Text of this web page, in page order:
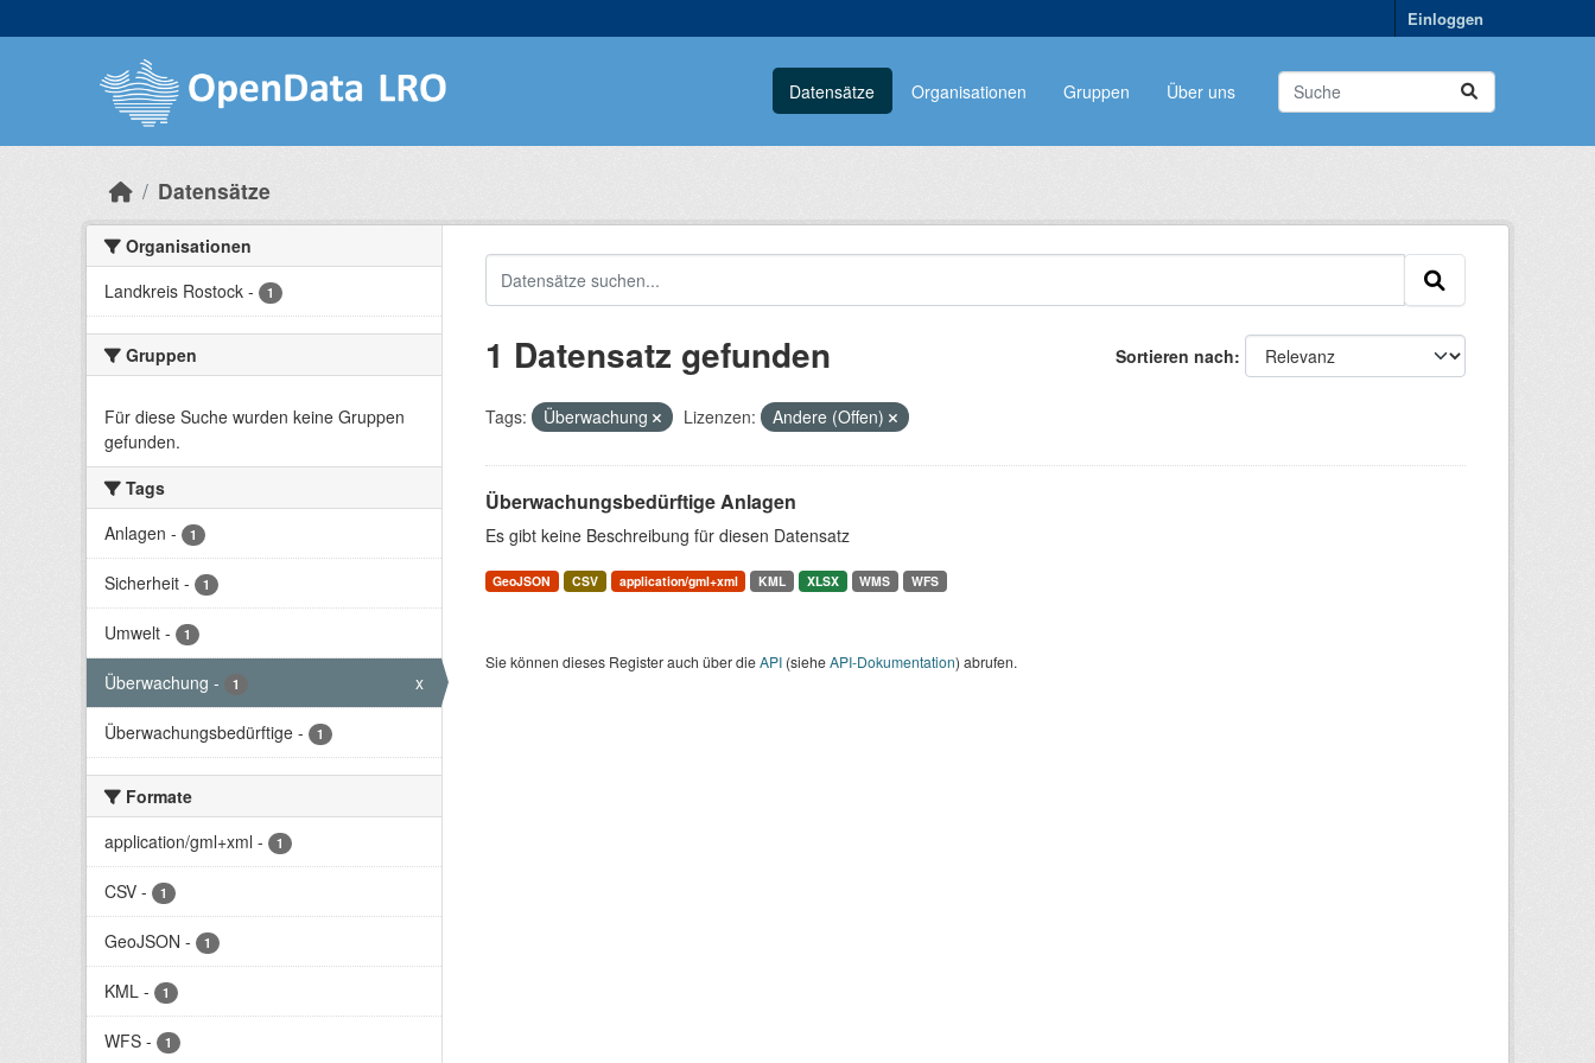
Einloggen
Datensätze Organisationen Gruppen Über uns
Datensätze
Organisationen
Landkreis Rostock - 1
Gruppen
Für diese Suche wurden keine Gruppen
gefunden.
Tags
Anlagen - 1
Sicherheit - 1
Umwelt - 1
Überwachung - 1 x
Überwachungsbedürftige - 1
Formate
application/gml+xml - 1
CSV - 1
GeoJSON - 1
KML - 1
WFS - 1
Sortieren nach
1 Datensatz gefunden
Tags: Überwachung Lizenzen: Andere (Offen)
Überwachungsbedürftige Anlagen
Es gibt keine Beschreibung für diesen Datensatz
GeoJSON CSV application/gml+xml KML XLSX WMS WFS
Sie können dieses Register auch über dieAPI(sieheAPI-Dokumentation) abrufen.